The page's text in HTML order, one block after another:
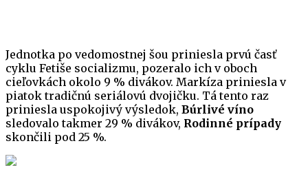
Jednotka po vedomostnej šou priniesla prvú časť
cyklu Fetiše socializmu, pozeralo ich v oboch
cieľovkách okolo 9 % divákov. Markíza priniesla v
piatok tradičnú seriálovú dvojičku. Tá tento raz
priniesla uspokojivý výsledok, Búrlivé víno
sledovalo takmer 29 % divákov, Rodinné prípady
skončili pod 25 %.